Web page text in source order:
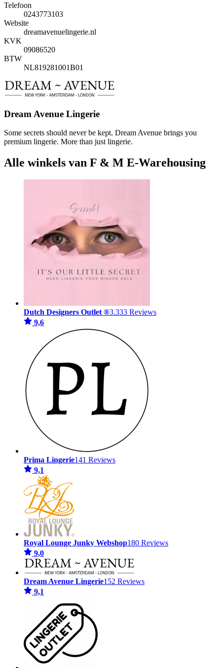
Telefoon
0243773103
Website
dreamavenuelingerie.nl
KVK
09086520
BTW
NL819281001B01
Dream Avenue Lingerie
Some secrets should never be kept. Dream Avenue brings you
premium lingerie. More than just lingerie.
Alle winkels van F & M E-Warehousing
Dutch Designers Outlet ®3.333 Reviews
9,6
Prima Lingerie141 Reviews
9,1
Royal Lounge Junky Webshop180 Reviews
9,0
Dream Avenue Lingerie152 Reviews
9,1